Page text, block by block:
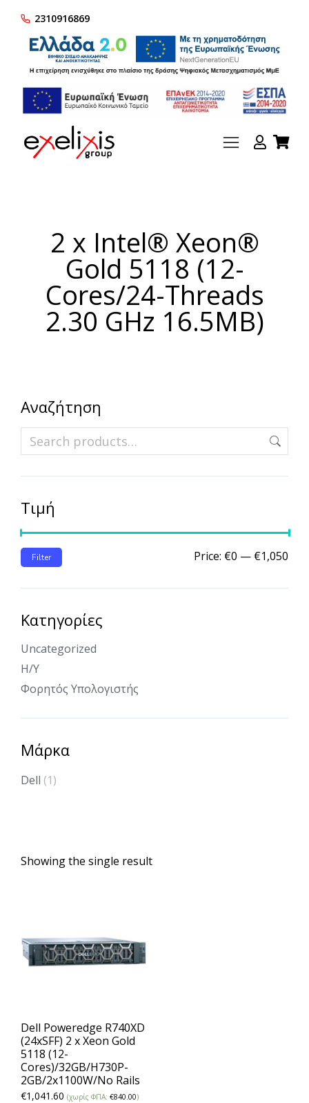
2310916869
2 x Intel® Xeon®
Gold 5118 (12-
Cores/24-Threads
2.30 GHz 16.5MB)
Αναζήτηση
Τιμή
Filter Price: €0 — €1,050
Κατηγορίες
Uncategorized
Η/Υ
Φορητός Υπολογιστής
Μάρκα
Dell (1)
Showing the single result
Dell Poweredge R740XD
(24xSFF) 2 x Xeon Gold
5118 (12-
Cores)/32GB/H730P-
2GB/2x1100W/Νο Rails
€1,041.60 (χωρίς ΦΠΑ: €840.00)